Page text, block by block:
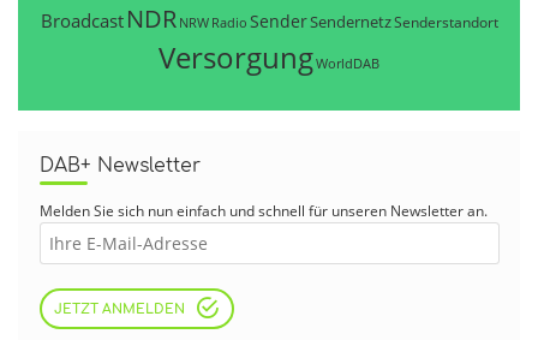
Broadcast NDR NRW Radio SenderSendernetzSenderstandort
VersorgungWorldDAB
DAB+ Newsletter
Melden Sie sich nun einfach und schnell für unseren Newsletter an.
JETZT ANMELDEN